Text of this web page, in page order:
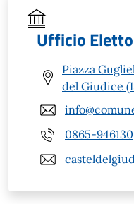
Ufficio
Piazza
del Giudice
0865-946130